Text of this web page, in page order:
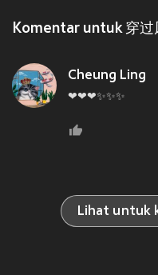
Komentar untuk 穿过
Cheung Ling
❤❤❤✨✨✨
Lihat untuk